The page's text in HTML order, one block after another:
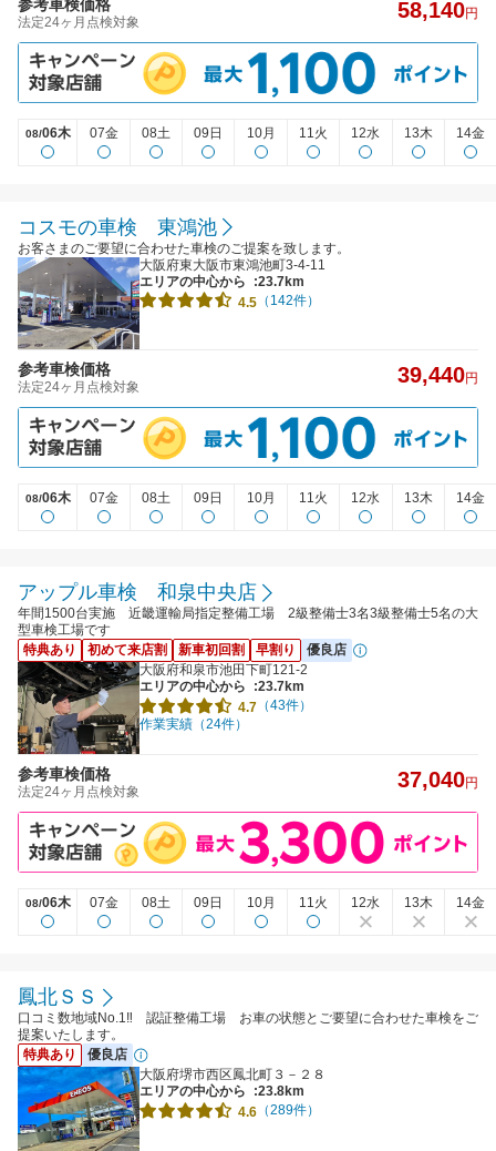
参考車検価格
法定24ヶ月点検対象 58,140円
08/06木 07金 08土 09日 10月 11火 12水 13木 14金
コスモの車検 東鴻池
お客さまのご要望に合わせた車検のご提案を致します。
大阪府東大阪市東鴻池町3-4-11
エリアの中心から
:23.7km
4.5 （142件）
参考車検価格
法定24ヶ月点検対象 39,440円
08/06木 07金 08土 09日 10月 11火 12水 13木 14金
アップル車検 和泉中央店
年間1500台実施 近畿運輸局指定整備工場 2級整備士3名3級整備士5名の大
型車検工場です
特典あり
初めて来店割 新車初回割 早割り
優良店
大阪府和泉市池田下町121-2
エリアの中心から
:23.7km
4.7 （43件）
作業実績（24件）
参考車検価格
法定24ヶ月点検対象 37,040円
08/06木 07金 08土 09日 10月 11火 12水 13木 14金
鳳北ＳＳ
口コミ数地域No.1‼ 認証整備工場 お車の状態とご要望に合わせた車検をご
提案いたします。
特典あり
優良店
大阪府堺市西区鳳北町３－２８
エリアの中心から
:23.8km
4.6 （289件）